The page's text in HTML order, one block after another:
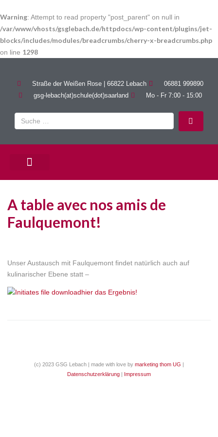
Warning: Attempt to read property "post_parent" on null in
/var/www/vhosts/gsglebach.de/httpdocs/wp-content/plugins/jet-
blocks/includes/modules/breadcrumbs/cherry-x-breadcrumbs.php
on line 1298
Straße der Weißen Rose | 66822 Lebach
06881 999890
gsg-lebach(at)schule(dot)saarland
Mo - Fr 7:00 - 15:00
A table avec nos amis de
Faulquemont!
Unser Austausch mit Faulquemont findet natürlich auch auf
kulinarischer Ebene statt –
hier das Ergebnis!
(c) 2023 GSG Lebach | made with love by marketing thom UG |
Datenschutzerklärung | Impressum